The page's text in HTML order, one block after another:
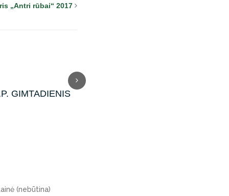
„Antri rūbai“ 2017
GIMTADIENIS